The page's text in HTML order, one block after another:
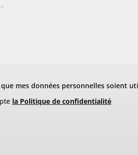
que mes données personnelles soient
la Politique de confidentialité